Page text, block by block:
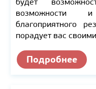
будет
возможности
благоприятного
порадует вас
Подробнее